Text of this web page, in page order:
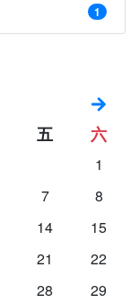
1
五 六
1
7
8
14
15
21
22
28
29